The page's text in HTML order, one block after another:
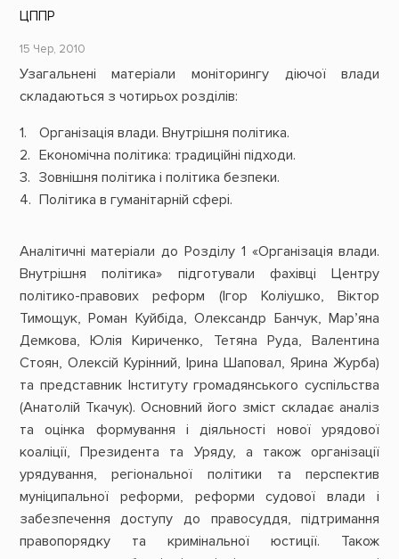
ЦППР
15 Чер, 2010
Узагальнені матеріали моніторингу діючої влади
складаються з чотирьох розділів:
Організація влади. Внутрішня політика.
Економічна політика: традиційні підходи.
Зовнішня політика і політика безпеки.
Політика в гуманітарній сфері.
Аналітичні матеріали до Розділу 1 «Організація влади.
Внутрішня політика» підготували фахівці Центру
політико-правових реформ (Ігор Коліушко, Віктор
Тимощук, Роман Куйбіда, Олександр Банчук, Мар’яна
Демкова, Юлія Кириченко, Тетяна Руда, Валентина
Стоян, Олексій Курінний, Ірина Шаповал, Ярина Журба)
та представник Інституту громадянського суспільства
(Анатолій Ткачук). Основний його зміст складає аналіз
та оцінка формування і діяльності нової урядової
коаліції, Президента та Уряду, а також організації
урядування, регіональної політики та перспектив
муніципальної реформи, реформи судової влади і
забезпечення доступу до правосуддя, підтримання
правопорядку та кримінальної юстиції. Також